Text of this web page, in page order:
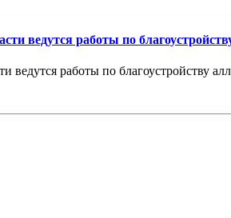
ведутся работы по
ведутся работы по благоустройству